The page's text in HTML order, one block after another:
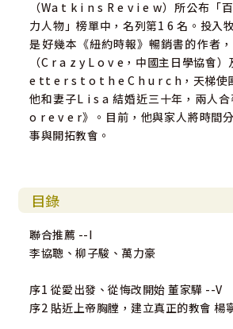
課。
——柳子駿｜台北復興堂主任牧師
◎本書開宗明義就提到：「敬拜是通
教會都在倡導合一時，這真的是極為重
——李協聰｜台北101教會執行牧師
如果這是你——
˙為什麼明明信同一位主，卻總是聽見
˙知道合一的重要，但面對衝突就不知
˙ 上帝為教會的分裂而憂傷，我們不能
（Wa t k i n s R e v i e w）所公布「
力人物」榜單中，名列第1 6 名。投入
是好幾本《紐約時報》暢銷書的作者
（C r a z y L o v e，中國主日學協會
e tt e r s t o t h e C h u r c h，天梯使
他和妻子L i s a 結婚近三十年，兩人
o r e v e r》。目前，他與家人將時間
事與開拓教會。
目錄
聯合推薦 --I
李協聰、柳子駿、萬力豪
序1 從愛出發、從悔改開始 董家驊 --V
序2 貼近上帝胸膛，建立真正的教會 楊